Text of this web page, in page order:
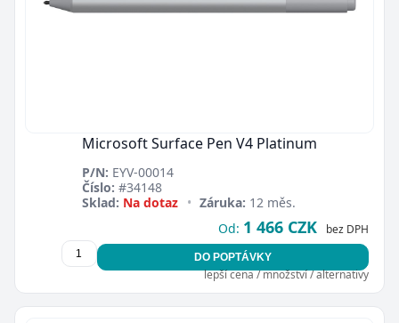
Microsoft Surface Pen V4 Platinum
P/N: EYV-00014
Číslo: #34148
Sklad: Na dotaz • Záruka: 12 měs.
Od: 1 466 CZK bez DPH
DO POPTÁVKY
lepší cena / množství / alternativy